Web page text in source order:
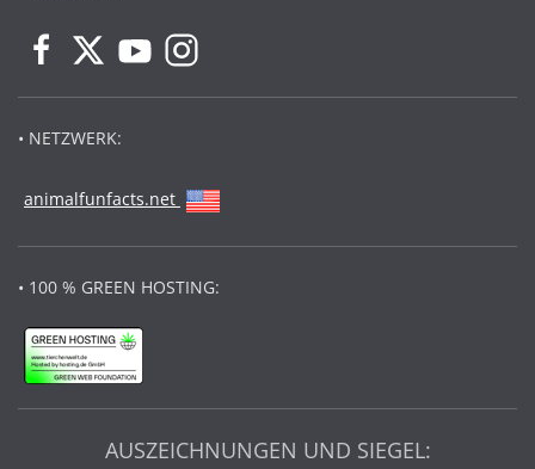
• NETZWERK:
animalfunfacts.net
• 100 % GREEN HOSTING:
AUSZEICHNUNGEN UND SIEGEL: